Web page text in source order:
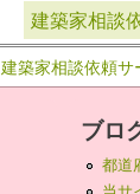
建築家相談
建築家相談依頼サ
ブロ
都道